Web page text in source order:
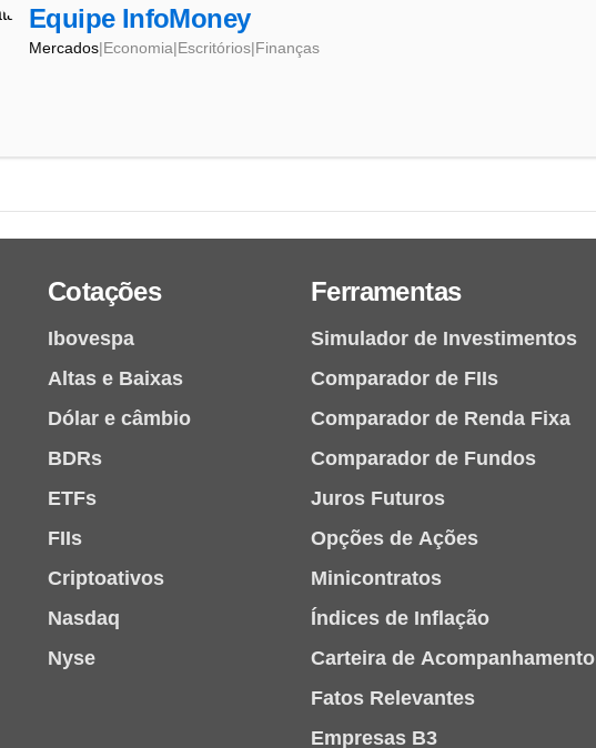
Equipe InfoMoney
Mercados|Economia|Escritórios|Finanças
Cotações
Ibovespa
Altas e Baixas
Dólar e câmbio
BDRs
ETFs
FIIs
Criptoativos
Nasdaq
Nyse
Ferramentas
Simulador de Investimentos
Comparador de FIIs
Comparador de Renda Fixa
Comparador de Fundos
Juros Futuros
Opções de Ações
Minicontratos
Índices de Inflação
Carteira de Acompanhamento
Fatos Relevantes
Empresas B3